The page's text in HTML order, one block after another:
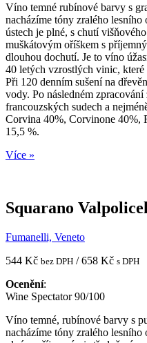
Víno temné rubínové barvy s
nacházíme tóny zralého
ústech je plné, s chutí
muškátovým oříškem s
dlouhou dochutí. Je to víno
40 letých vzrostlých vinic,
Při 120 denním sušení na
vody. Po následném
francouzských sudech a
Corvina 40%, Corvinone 40%,
15,5 %.
Více »
Squarano
Fumanelli, Veneto
544 Kč bez DPH / 658 Kč s DPH
Ocenění:
Wine Spectator 90/100
Víno temné, rubínové barvy s
nacházíme tóny zralého